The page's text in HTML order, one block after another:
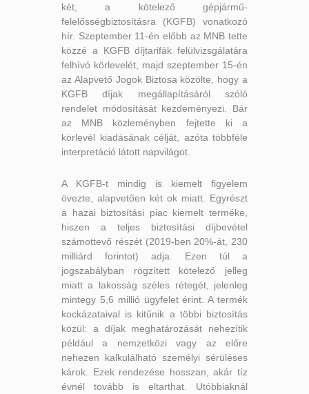
két, a kötelező gépjármű-
felelősségbiztosításra (KGFB) vonatkozó
hír. Szeptember 11-én előbb az MNB tette
közzé a KGFB díjtarifák felülvizsgálatára
felhívó körlevelét, majd szeptember 15-én
az Alapvető Jogok Biztosa közölte, hogy a
KGFB díjak megállapításáról szóló
rendelet módosítását kezdeményezi. Bár
az MNB közleményben fejtette ki a
körlevél kiadásának célját, azóta többféle
interpretáció látott napvilágot.
A KGFB-t mindig is kiemelt figyelem
övezte, alapvetően két ok miatt. Egyrészt
a hazai biztosítási piac kiemelt terméke,
hiszen a teljes biztosítási díjbevétel
számottevő részét (2019-ben 20%-át, 230
milliárd forintot) adja. Ezen túl a
jogszabályban rögzített kötelező jelleg
miatt a lakosság széles rétegét, jelenleg
mintegy 5,6 millió ügyfelet érint. A termék
kockázataival is kitűnik a többi biztosítás
közül: a díjak meghatározását nehezítik
például a nemzetközi vagy az előre
nehezen kalkulálható személyi sérüléses
károk. Ezek rendezése hosszan, akár tíz
évnél tovább is eltarthat. Utóbbiaknál